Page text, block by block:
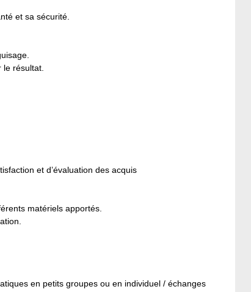
et sa sécurité.
résultat.
et d’évaluation des acquis
matériels apportés.
en petits groupes ou en individuel / échanges